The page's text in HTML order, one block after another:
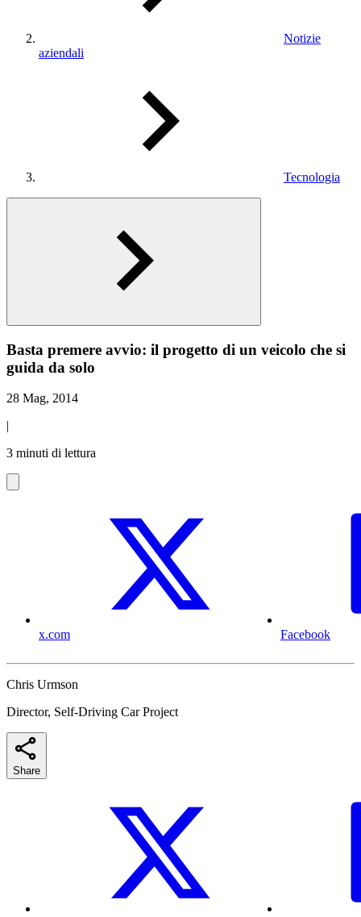
Notizie
aziendali
Tecnologia
Basta premere avvio: il progetto di un veicolo che si
guida da solo
28 Mag, 2014
|
3 minuti di lettura
x.com Facebook
Chris Urmson
Director, Self-Driving Car Project
Share